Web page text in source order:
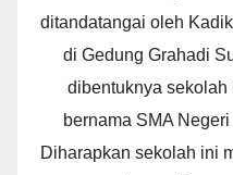
ditandatangai oleh
di Gedung Grahadi
dibentuknya sekolah
bernama SMA
Diharapkan sekolah ini